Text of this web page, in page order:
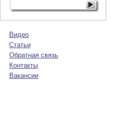
Видео
Статьи
Обратная связь
Контакты
Вакансии